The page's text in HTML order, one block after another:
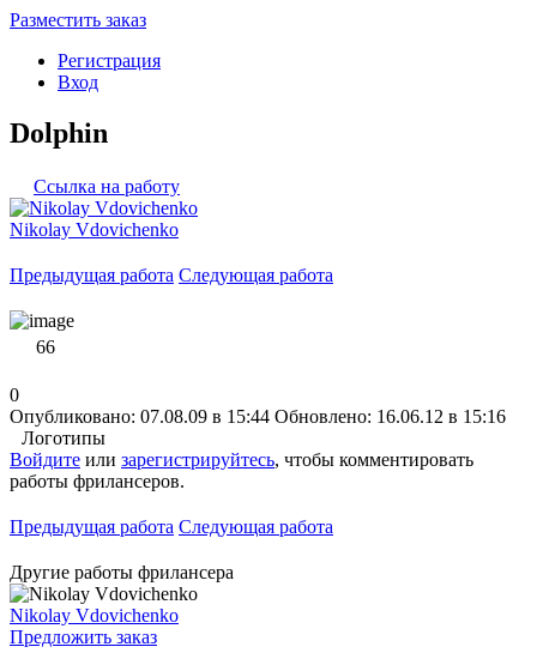
Разместить заказ
Регистрация
Вход
Dolphin
Ссылка на работу
Nikolay Vdovichenko
Предыдущая работа Следующая работа
66
0
Опубликовано: 07.08.09 в 15:44 Обновлено: 16.06.12 в 15:16
Логотипы
Войдите или зарегистрируйтесь, чтобы комментировать
работы фрилансеров.
Предыдущая работа Следующая работа
Другие работы фрилансера
Nikolay Vdovichenko
Предложить заказ